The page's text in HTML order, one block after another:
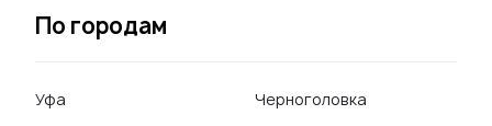
По городам
Уфа Черноголовка